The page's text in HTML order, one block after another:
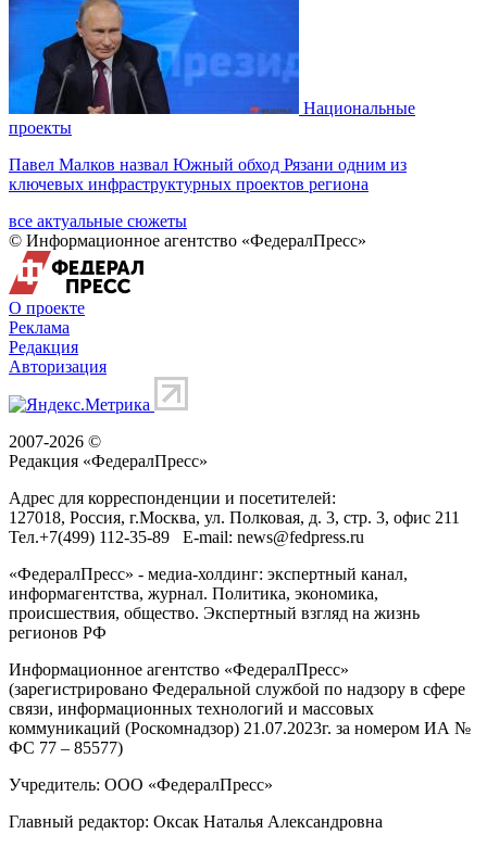
Национальные
проекты
Павел Малков назвал Южный обход Рязани одним из
ключевых инфраструктурных проектов региона
все актуальные сюжеты
© Информационное агентство «ФедералПресс»
О проекте
Реклама
Редакция
Авторизация
2007-2026 ©
Редакция «ФедералПресс»
Адрес для корреспонденции и посетителей:
127018, Россия, г.Москва, ул. Полковая, д. 3, стр. 3, офис 211
Тел.+7(499) 112-35-89 E-mail: news@fedpress.ru
«ФедералПресс» - медиа-холдинг: экспертный канал,
информагентства, журнал. Политика, экономика,
происшествия, общество. Экспертный взгляд на жизнь
регионов РФ
Информационное агентство «ФедералПресс»
(зарегистрировано Федеральной службой по надзору в сфере
связи, информационных технологий и массовых
коммуникаций (Роскомнадзор) 21.07.2023г. за номером ИА №
ФС 77 – 85577)
Учредитель: ООО «ФедералПресс»
Главный редактор: Оксак Наталья Александровна